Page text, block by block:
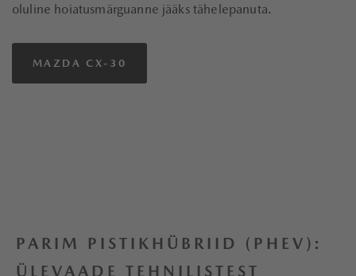
oluline hoiatusmärguanne jääks tähelepanuta.
MAZDA CX-30
PARIM PISTIKHÜBRIID (PHEV):
ÜLEVAADE TEHNILISTEST